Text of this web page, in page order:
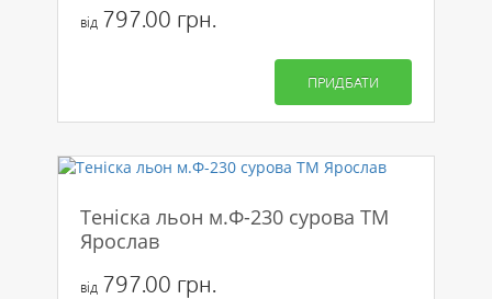
від 797.00 грн.
ПРИДБАТИ
Теніска льон м.Ф-230 сурова ТМ
Ярослав
від 797.00 грн.